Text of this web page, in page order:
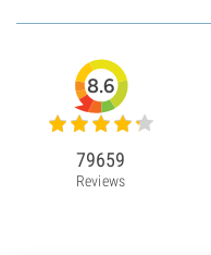
8.6
79659
Reviews